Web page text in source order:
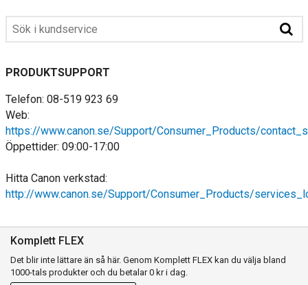
PRODUKTSUPPORT
Telefon: 08-519 923 69
Web:
https://www.canon.se/Support/Consumer_Products/
Öppettider: 09:00-17:00
Hitta Canon verkstad:
http://www.canon.se/Support/Consumer_Products/
Komplett FLEX
Det blir inte lättare än så här. Genom Komplett FLEX kan du välja bland
1000-tals produkter och du betalar 0 kr i dag.